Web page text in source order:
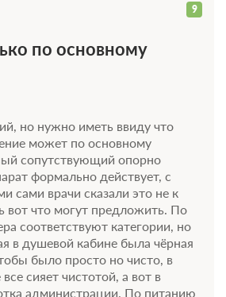
9
по основному
но нужно иметь ввиду что
может по основному
сопутствующий опорно
формально действует, с
сами врачи сказали это не к
вот что могут предложить. По
соответствуют категории, но
в душевой кабине была чёрная
было просто но чисто, в
сияет чистотой, а вот в
администрации. По питанию